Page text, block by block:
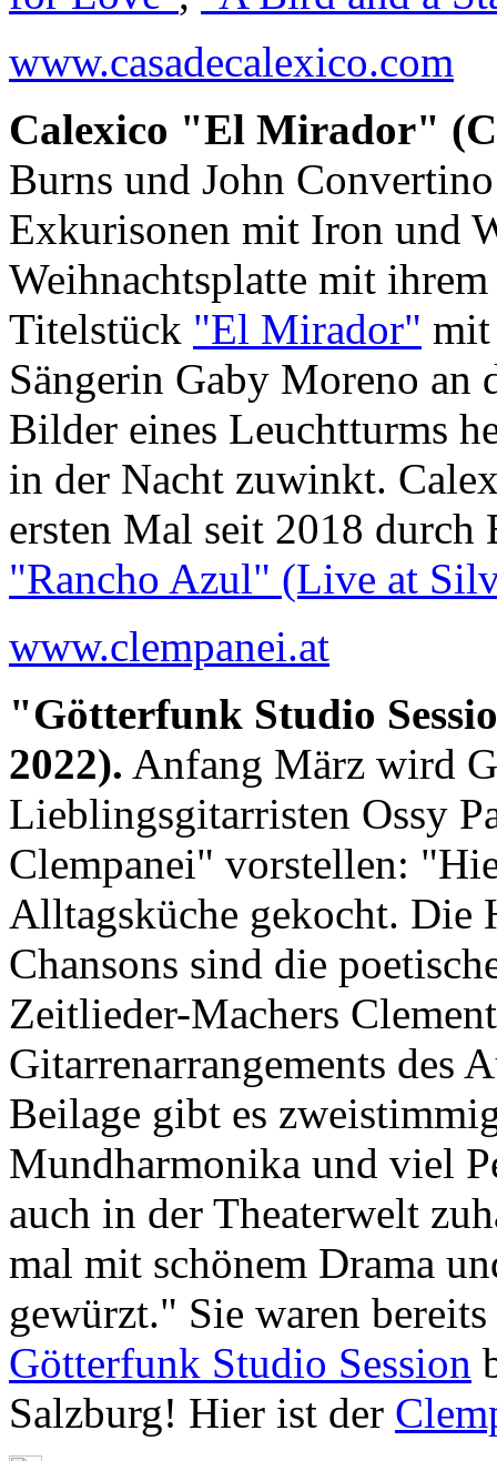
www.casadecalexico.com
Calexico "El Mirador"
Burns und John
Exkurisonen mit Iron und
Weihnachtsplatte mit
Titelstück "El Mirador" mit
Sängerin Gaby Moreno an
Bilder eines Leuchtturms
in der Nacht zuwinkt.
ersten Mal seit 2018 durch
"Rancho Azul" (Live at
www.clempanei.at
"Götterfunk Studio
2022). Anfang März wird
Lieblingsgitarristen Ossy
Clempanei" vorstellen:
Alltagsküche gekocht. Die
Chansons sind die
Zeitlieder-Machers
Gitarrenarrangements des
Beilage gibt es
Mundharmonika und viel
auch in der Theaterwelt
mal mit schönem Drama
gewürzt." Sie waren
Götterfunk Studio Session
Salzburg! Hier ist der